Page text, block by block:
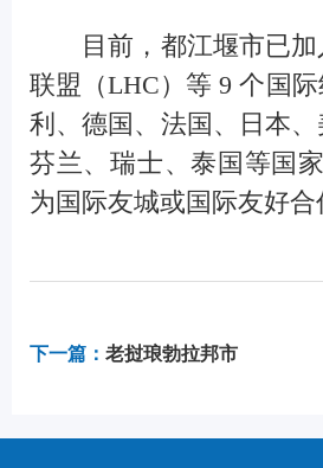
目前，都江堰市已
联盟（LHC）等 9 个国
利、德国、法国、日本、
芬兰、瑞士、泰国等国
为国际友城或国际友好合
下一篇： 老挝琅勃拉邦市